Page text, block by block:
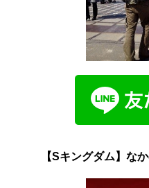
【Sキングダム】な